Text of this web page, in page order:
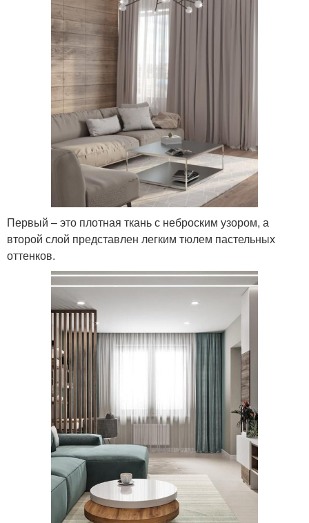
Первый – это плотная ткань с неброским узором, а
второй слой представлен легким тюлем пастельных
оттенков.